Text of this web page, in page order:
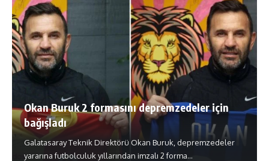
Okan Buruk 2 formasını depremzedeler için
bağışladı
Galatasaray Teknik Direktörü Okan Buruk, depremzedeler
yararına futbolculuk yıllarından imzalı 2 forma…